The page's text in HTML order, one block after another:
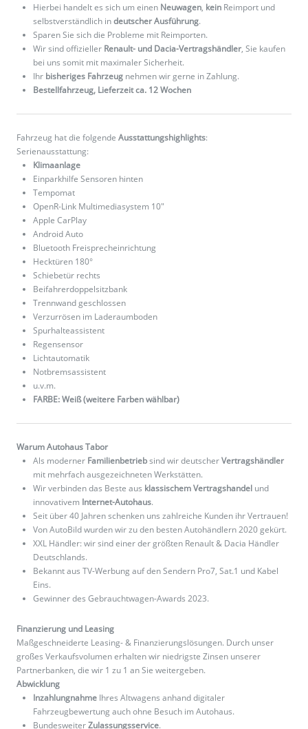
Hierbei handelt es sich um einen Neuwagen, kein Reimport und
selbstverständlich indeutscher Ausführung.
Sparen Sie sich die Probleme mit Reimporten.
Wir sind offizieller Renault- und Dacia-Vertragshändler, Sie kaufen
bei uns somit mit maximaler Sicherheit.
Ihr bisheriges Fahrzeug nehmen wir gerne in Zahlung.
Bestellfahrzeug, Lieferzeit ca. 12 Wochen
Fahrzeug hat die folgende Ausstattungshighlights:
Serienausstattung:
Klimaanlage
Einparkhilfe Sensoren hinten
Tempomat
OpenR-Link Multimediasystem 10"
Apple CarPlay
Android Auto
Bluetooth Freisprecheinrichtung
Hecktüren 180°
Schiebetür rechts
Beifahrerdoppelsitzbank
Trennwand geschlossen
Verzurrösen im Laderaumboden
Spurhalteassistent
Regensensor
Lichtautomatik
Notbremsassistent
u.v.m.
FARBE: Weiß (weitere Farben wählbar)
Warum Autohaus Tabor
Als moderner Familienbetriebsind wir deutscherVertragshändler
mit mehrfach ausgezeichneten Werkstätten.
Wir verbinden das Beste aus klassischem Vertragshandel und
innovativem Internet-Autohaus.
Seit über 40 Jahren schenken uns zahlreiche Kunden ihr Vertrauen!
Von AutoBild wurden wir zu den besten Autohändlern 2020 gekürt.
XXL Händler: wir sind einer der größten Renault & Dacia Händler
Deutschlands.
Bekannt aus TV-Werbung auf den Sendern Pro7, Sat.1 und Kabel
Eins.
Gewinner des Gebrauchtwagen-Awards 2023.
Finanzierung und Leasing
Maßgeschneiderte Leasing- & Finanzierungslösungen. Durch unser
großes Verkaufsvolumen erhalten wir niedrigste Zinsen unserer
Partnerbanken, die wir 1 zu 1 an Sie weitergeben.
Abwicklung
Inzahlungnahme Ihres Altwagens anhand digitaler
Fahrzeugbewertung auch ohne Besuch im Autohaus.
BundesweiterZulassungsservice.